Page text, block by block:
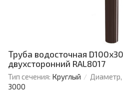
Труба водосточная
двухсторонний RAL8017
Тип сечения: Круглый
3000